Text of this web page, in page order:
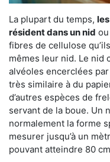
La plupart du temps,
résident dans un nid
fibres de cellulose
mêmes leur nid. Le nid
alvéoles encerclées
très similaire à du
d’autres espèces de
servant de la boue. Un
normalement la forme
mesurer jusqu’à un
pouvant atteindre 80